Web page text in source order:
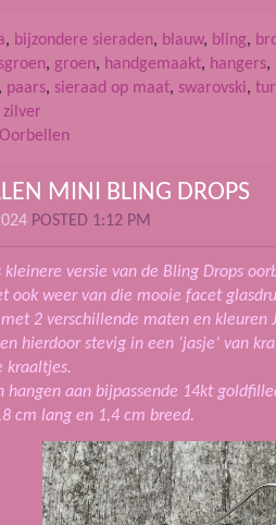
, bijzondere sieraden, blauw, bling,
, groen, handgemaakt, hangers,
, paars, sieraad op maat, swarovski,
zilver
Oorbellen
MINI BLING DROPS
POSTED 1:12 PM
kleinere versie van de Bling Drops
ook weer van die mooie facet
2 verschillende maten en kleuren
hierdoor stevig in een ‘jasje’ van
kraaltjes.
hangen aan bijpassende 14kt
cm lang en 1,4 cm breed.